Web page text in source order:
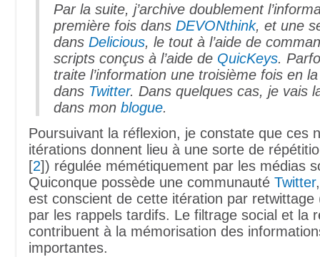
Par la suite, j’archive doublement
première fois dans DEVONthink, et une
dans Delicious, le tout à l’aide de
scripts conçus à l’aide de QuicKeys.
traite l’information une troisième fois en
dans Twitter. Dans quelques cas, je vais
dans mon blogue.
Poursuivant la réflexion, je constate que ces
itérations donnent lieu à une sorte de
[2]) régulée mémétiquement par les médias
Quiconque possède une communauté Twitter
est conscient de cette itération par retwittage
par les rappels tardifs. Le filtrage social et la
contribuent à la mémorisation des
importantes.